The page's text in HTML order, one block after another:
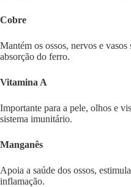
Cobre
Mantém os ossos, nervos e
absorção do ferro.
Vitamina A
Importante para a pele, olhos e
sistema imunitário.
Manganês
Apoia a saúde dos ossos,
inflamação.